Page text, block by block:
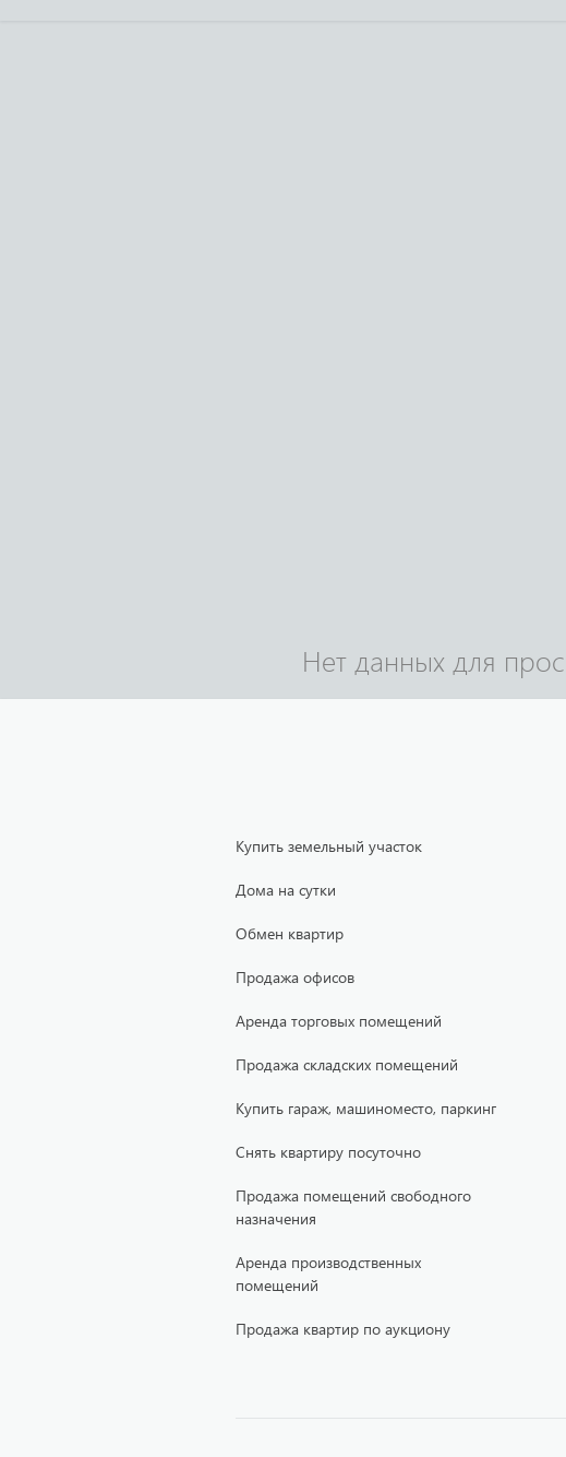
Нет данных для
Купить земельный участок
Дома на сутки
Обмен квартир
Продажа офисов
Аренда торговых помещений
Продажа складских помещений
Купить гараж, машиноместо, паркинг
Снять квартиру посуточно
Продажа помещений свободного
назначения
Аренда производственных
помещений
Продажа квартир по аукциону